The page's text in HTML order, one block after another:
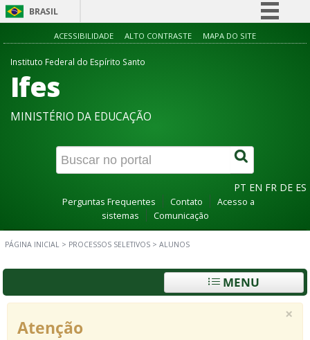
BRASIL
Simplifique!
Canais
ACESSIBILIDADE ALTO CONTRASTE MAPA DO SITE
Instituto Federal do Espírito Santo
Ifes
MINISTÉRIO DA EDUCAÇÃO
PT EN FR DE ES
Perguntas Frequentes Contato
Acesso a
sistemas
Comunicação
PÁGINA INICIAL > PROCESSOS SELETIVOS > ALUNOS
MENU
×
Atenção